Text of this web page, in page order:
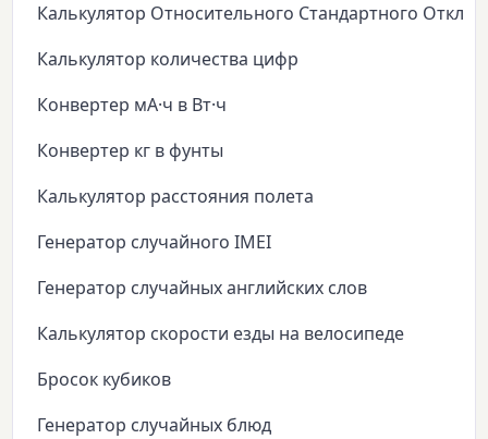
Калькулятор Относительного Стандартного
Калькулятор количества цифр
Конвертер мА·ч в Вт·ч
Конвертер кг в фунты
Калькулятор расстояния полета
Генератор случайного IMEI
Генератор случайных английских слов
Калькулятор скорости езды на велосипеде
Бросок кубиков
Генератор случайных блюд